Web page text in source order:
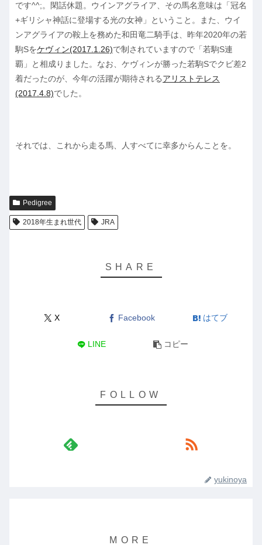
です^^;。閑話休題。ウインアグライア、その馬名意味は「冠名
+ギリシャ神話に登場する光の女神」ということ。また、ウイ
ンアグライアの鞍上を務めた和田竜二騎手は、昨年2020年の若
駒Sをケヴィン(2017.1.26)で制されていますので「若駒S連
覇」と相成りました。なお、ケヴィンが勝った若駒Sでクビ差2
着だったのが、今年の活躍が期待されるアリストテレス
(2017.4.8)でした。
それでは、これから走る馬、人すべてに幸多からんことを。
Pedigree
2018年生まれ世代 JRA
X Facebook はてブ
LINE コピー
yukinoya